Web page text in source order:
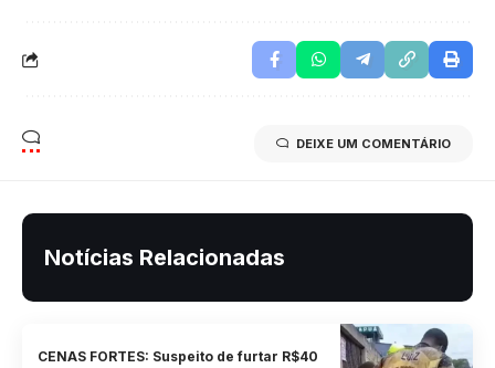
DEIXE UM COMENTÁRIO
Notícias Relacionadas
CENAS FORTES: Suspeito de furtar R$40